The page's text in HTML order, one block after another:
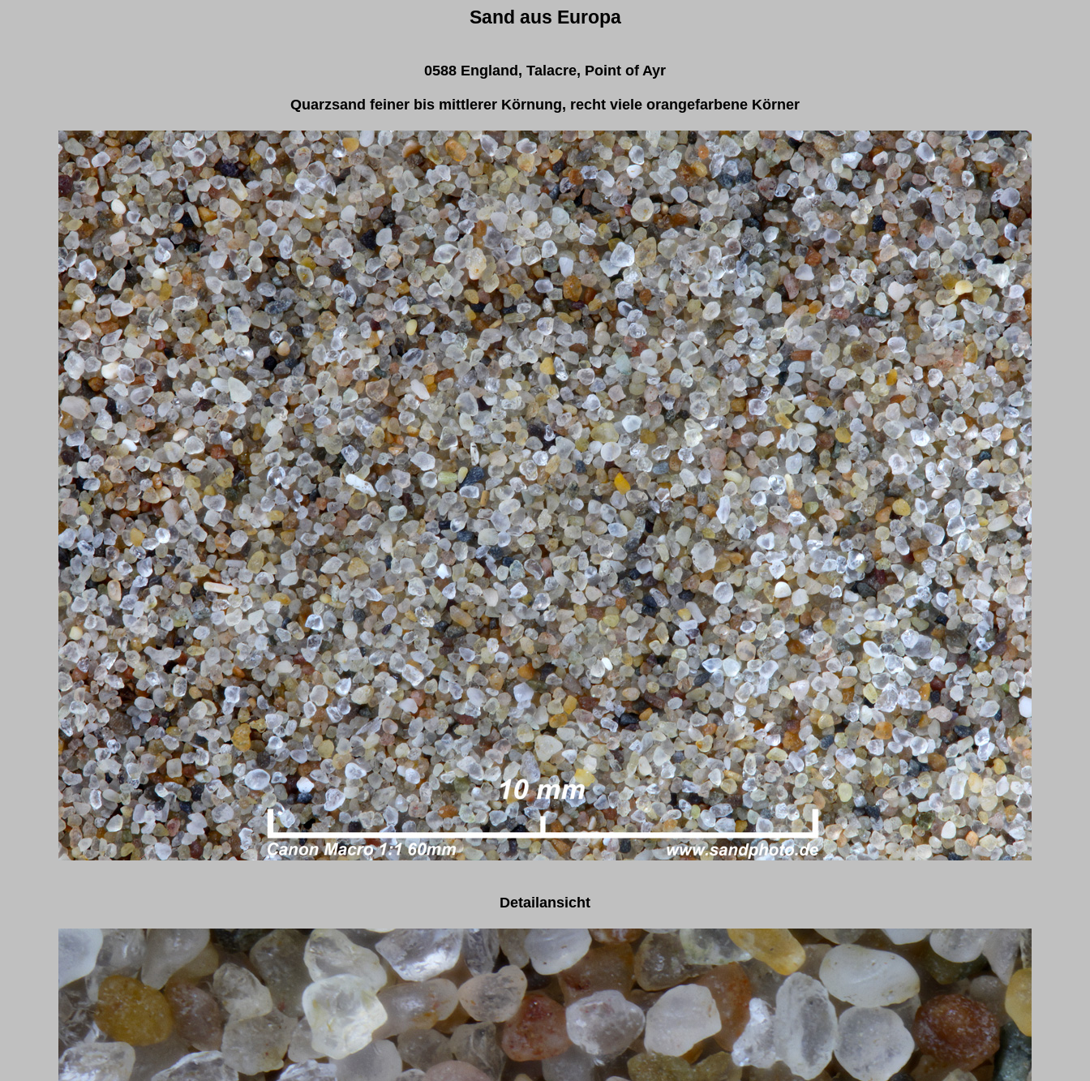
Sand aus Europa
0588 England, Talacre, Point of Ayr
Quarzsand feiner bis mittlerer Körnung, recht viele orangefarbene Körner
Detailansicht